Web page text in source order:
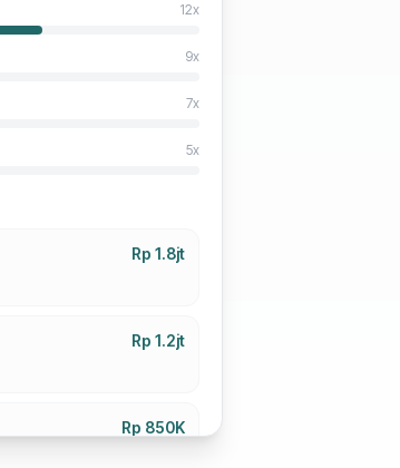
12x
9x
7x
5x
Rp 1.8jt
Rp 1.2jt
Rp 850K